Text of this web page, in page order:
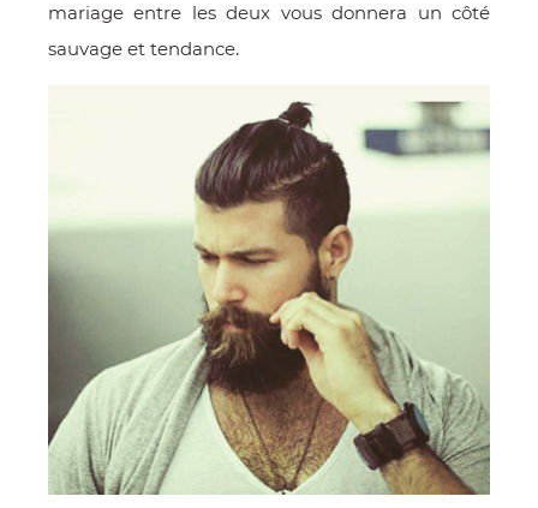
mariage entre les deux vous donnera un côté
sauvage et tendance.